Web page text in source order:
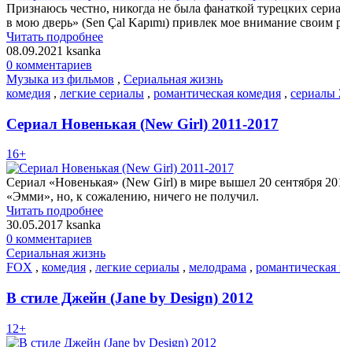
Признаюсь честно, никогда не была фанаткой турецких
в мою дверь» (Sen Çal Kapımı) привлек мое внимание своим
Читать подробнее
08.09.2021 ksanka
0 комментариев
Музыка из фильмов , Сериальная жизнь
комедия , легкие сериалы , романтическая комедия , сериалы
Сериал Новенькая (New Girl) 2011-2017
16+
Сериал «Новенькая» (New Girl) в мире вышел 20 сентября
«Эмми», но, к сожалению, ничего не получил.
Читать подробнее
30.05.2017 ksanka
0 комментариев
Сериальная жизнь
FOX , комедия , легкие сериалы , мелодрама , романтическая
В стиле Джейн (Jane by Design) 2012
12+